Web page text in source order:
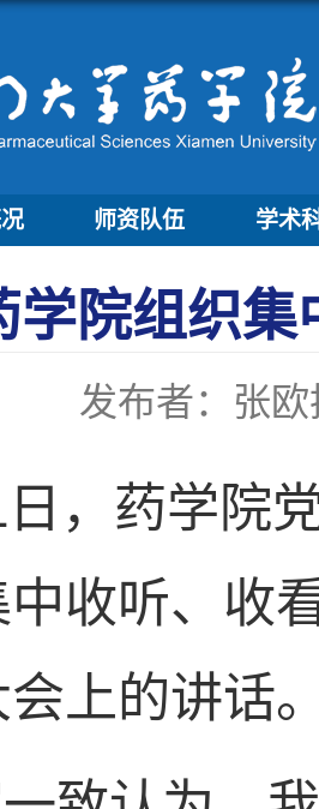
师资队伍 学术
学院组织集
发布者：张欧
，药学院
收听、收
上的讲话